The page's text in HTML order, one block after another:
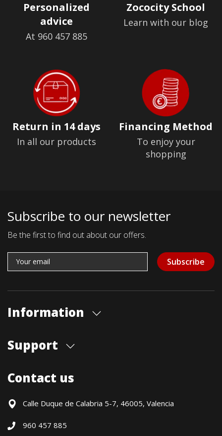
Personalized
advice
At 960 457 885
Zococity School
Learn with our blog
Return in 14 days
In all our products
Financing Method
To enjoy your
shopping
Subscribe to our newsletter
Be the first to find out about our offers.
Subscribe
Information
Our store
Contact Us
Support
Payment Methods
Returns / Warranty
Política precio mínimo garantizado
Contact us
Calle Duque de Calabria 5-7, 46005, Valencia
960 457 885